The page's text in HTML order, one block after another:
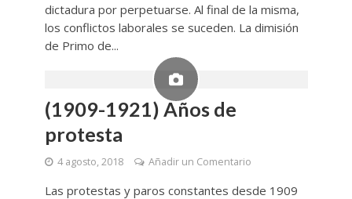
dictadura por perpetuarse. Al final de la misma,
los conflictos laborales se suceden. La dimisión
de Primo de...
(1909-1921) Años de
protesta
4 agosto, 2018 Añadir un Comentario
Las protestas y paros constantes desde 1909